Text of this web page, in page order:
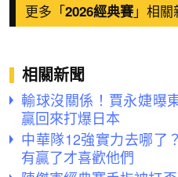
更多「2026經典賽」相關
相關新聞
輸球沒關係！賈永婕曝
贏回來打爆日本
中華隊12強實力去哪了
有贏了才喜歡他們